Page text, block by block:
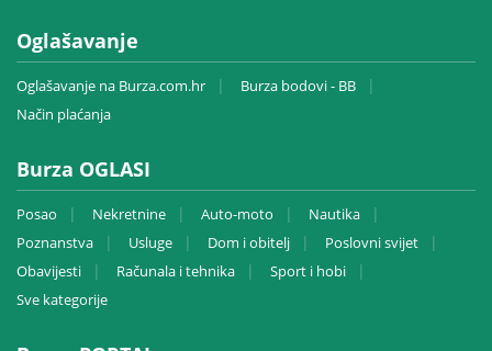
Oglašavanje
Oglašavanje na Burza.com.hr
Burza bodovi - BB
Način plaćanja
Burza OGLASI
Posao Nekretnine Auto-moto
Nautika
Poznanstva
Usluge Dom i obitelj
Poslovni svijet
Obavijesti
Računala i tehnika
Sport i hobi
Sve kategorije